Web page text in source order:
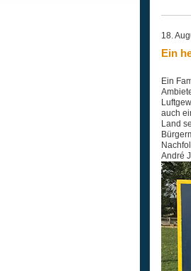
18.
Ein
Ein
auch
Land
André